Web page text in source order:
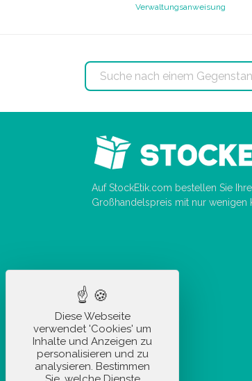
Verwaltungsanweisung
Auf StockEtik.com bestellen Sie
Großhandelspreis mit nur wenigen
Diese Webseite
verwendet 'Cookies' um
Inhalte und Anzeigen zu
personalisieren und zu
analysieren. Bestimmen